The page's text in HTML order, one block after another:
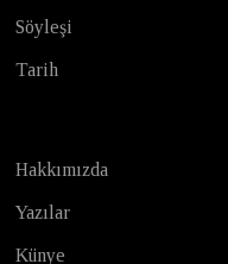
Söyleşi
Tarih
Hakkımızda
Yazılar
Künye